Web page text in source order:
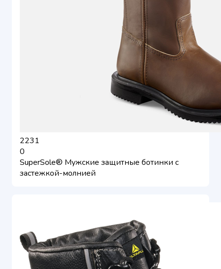
2231
0
SuperSole® Мужские защитные ботинки с
застежкой-молнией